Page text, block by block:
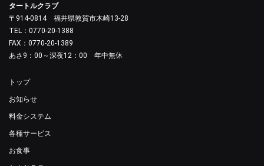
タートルクラブ
〒914-0814 福井県敦賀市木崎13-28
TEL：0770-20-1388
FAX：0770-20-1389
あさ9：00～深夜12：00 年中無休
トップ
お知らせ
料金システム
各種サービス
お食事